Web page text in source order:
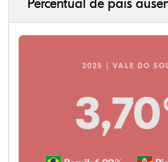
Percentual de pais
2025 | VALE DO